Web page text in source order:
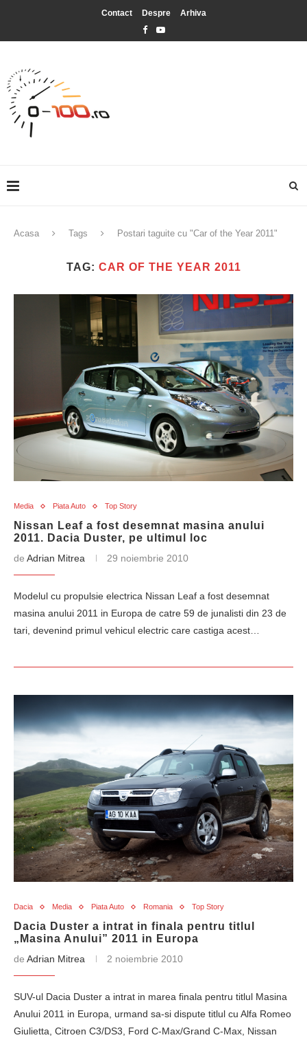
Contact Despre Arhiva
Acasa Tags Postari taguite cu "Car of the Year 2011"
TAG: CAR OF THE YEAR 2011
Media Piata Auto Top Story
Nissan Leaf a fost desemnat masina anului
2011. Dacia Duster, pe ultimul loc
de Adrian Mitrea 29 noiembrie 2010
Modelul cu propulsie electrica Nissan Leaf a fost desemnat
masina anului 2011 in Europa de catre 59 de junalisti din 23 de
tari, devenind primul vehicul electric care castiga acest…
Dacia Media Piata Auto Romania Top Story
Dacia Duster a intrat in finala pentru titlul
„Masina Anului” 2011 in Europa
de Adrian Mitrea 2 noiembrie 2010
SUV-ul Dacia Duster a intrat in marea finala pentru titlul Masina
Anului 2011 in Europa, urmand sa-si dispute titlul cu Alfa Romeo
Giulietta, Citroen C3/DS3, Ford C-Max/Grand C-Max, Nissan